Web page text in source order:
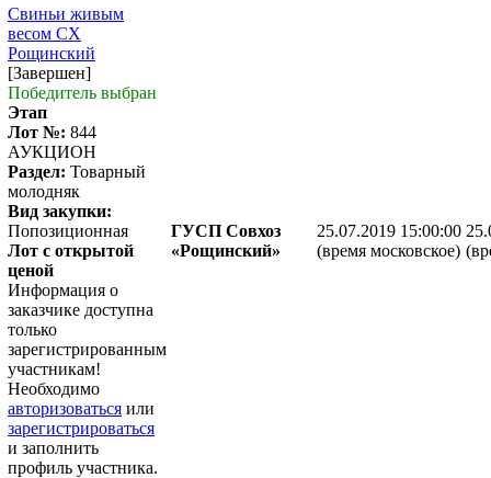
Свиньи живым
весом СХ
Рощинский
[Завершен]
Победитель выбран
Этап
Лот №: 844
АУКЦИОН
Раздел: Товарный
молодняк
Вид закупки:
Попозиционная
Лот с открытой
ценой
Информация о
заказчике доступна
только
зарегистрированным
участникам!
Необходимо
авторизоваться или
зарегистрироваться
и заполнить
профиль участника.
ГУСП Совхоз
«Рощинский»
25.07.2019 15:00:00
(время московское)